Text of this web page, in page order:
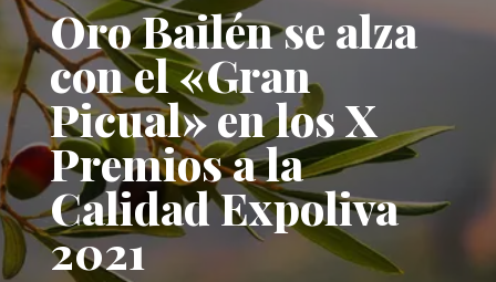
Oro Bailén se alza
con el «Gran
Picual» en los X
Premios a la
Calidad Expoliva
2021